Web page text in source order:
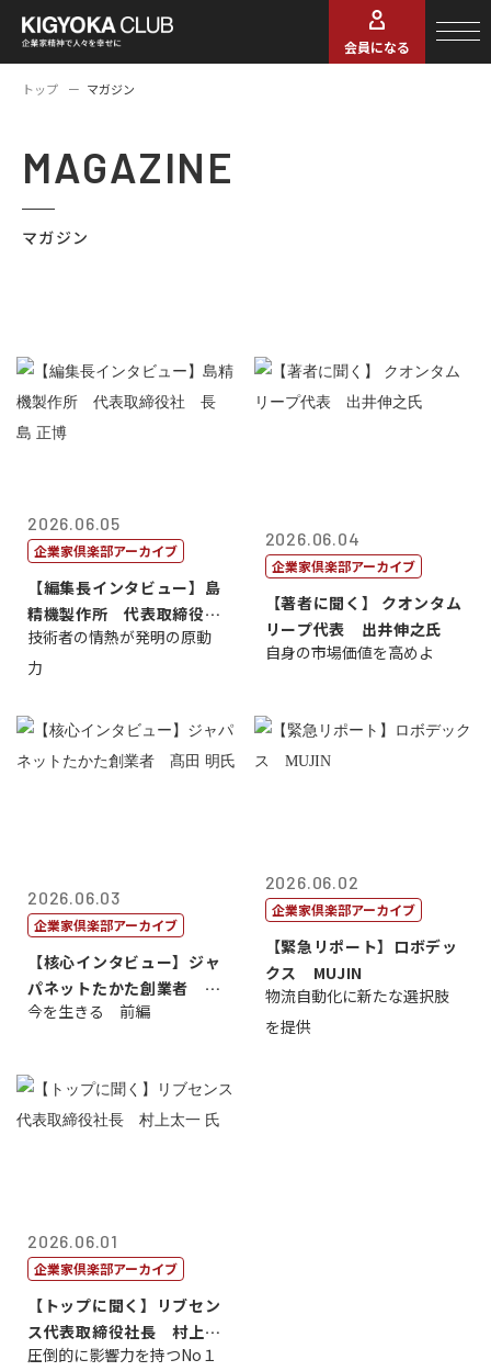
会員になる
トップ マガジン
MAGAZINE
マガジン
2026.06.05
企業家倶楽部アーカイブ
【編集長インタビュー】島
精機製作所 代表取締役
社 長 島 正...
技術者の情熱が発明の原動
力
2026.06.04
企業家倶楽部アーカイブ
【著者に聞く】 クオンタム
リープ代表 出井伸之氏
自身の市場価値を高めよ
2026.06.03
企業家倶楽部アーカイブ
【核心インタビュー】ジャ
パネットたかた創業者 髙
田 明氏
今を生きる 前編
2026.06.02
企業家倶楽部アーカイブ
【緊急リポート】ロボデッ
クス MUJIN
物流自動化に新たな選択肢
を提供
2026.06.01
企業家倶楽部アーカイブ
【トップに聞く】リブセン
ス代表取締役社長 村上太
一 氏
圧倒的に影響力を持つNo１